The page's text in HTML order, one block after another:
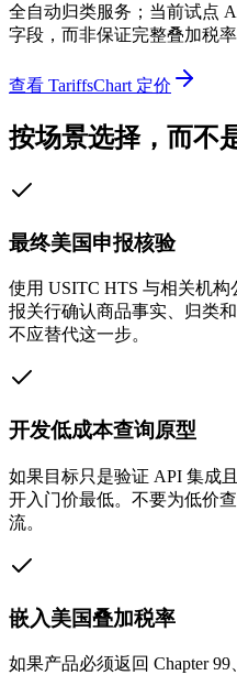
全自动归类服务；当前试点
字段，而非保证完整叠加税率
查看 TariffsChart 定价
按场景选择，而不
最终美国申报核验
使用 USITC HTS 与相关机
报关行确认商品事实、归类
不应替代这一步。
开发低成本查询原型
如果目标只是验证 API 集成
开入门价最低。不要为低价
流。
嵌入美国叠加税率
如果产品必须返回 Chapter 99